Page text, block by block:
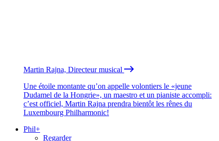
Martin Rajna, Directeur musical
Une étoile montante qu’on appelle volontiers le «jeune
Dudamel de la Hongrie», un maestro et un pianiste accompli:
c’est officiel, Martin Rajna prendra bientôt les rênes du
Luxembourg Philharmonic!
Phil+
Regarder